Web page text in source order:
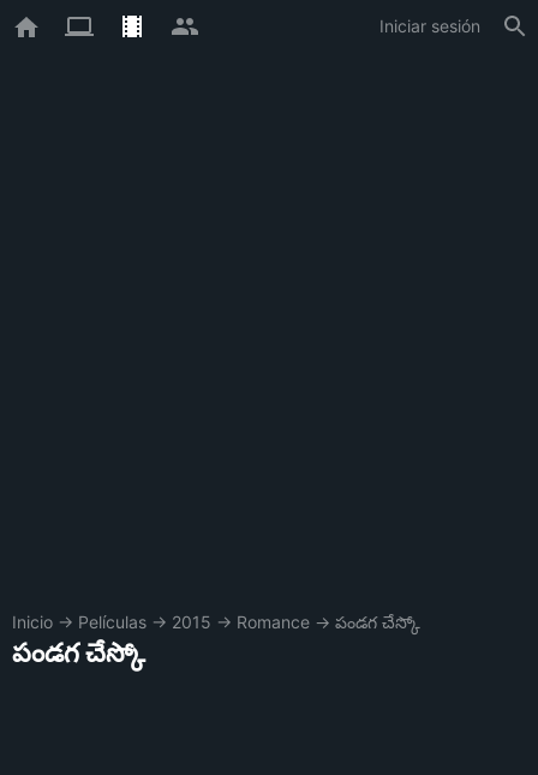
Iniciar sesión
Inicio → Películas → 2015 → Romance → పండగ చేస్కో
పండగ చేస్కో